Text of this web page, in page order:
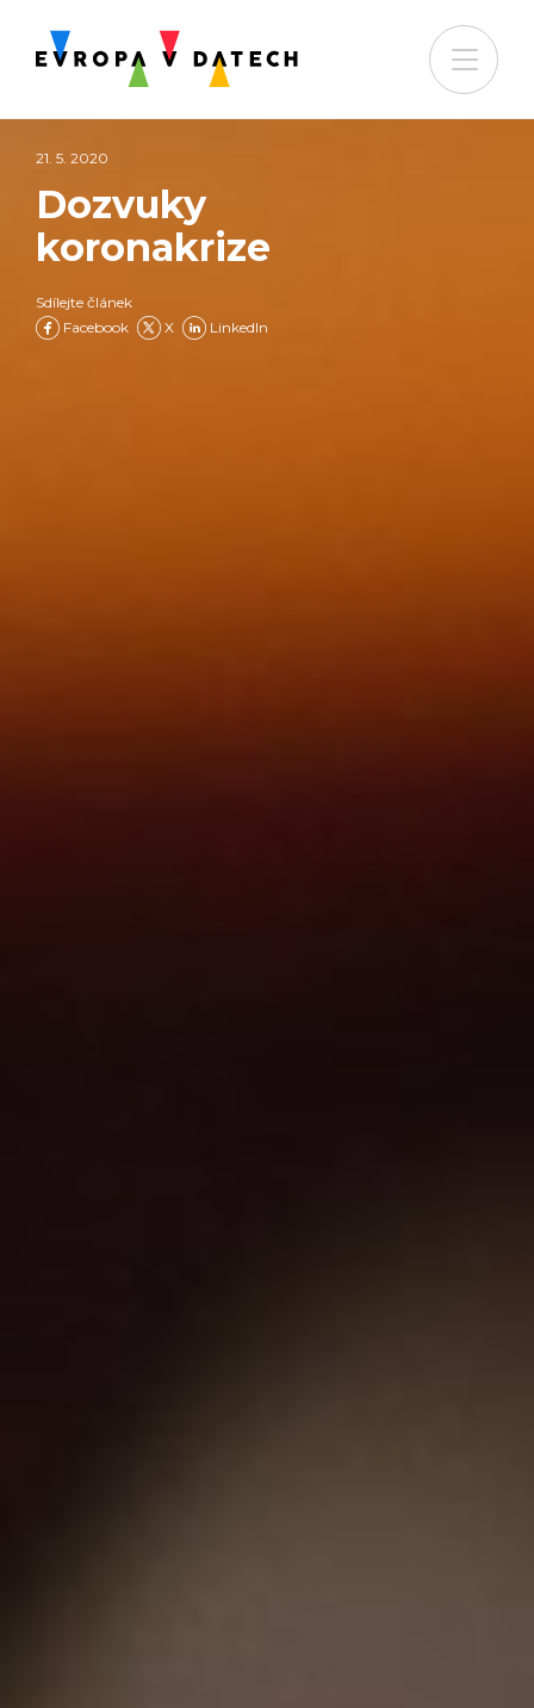
21. 5. 2020
Dozvuky
koronakrize
Sdílejte článek
Facebook
X LinkedIn